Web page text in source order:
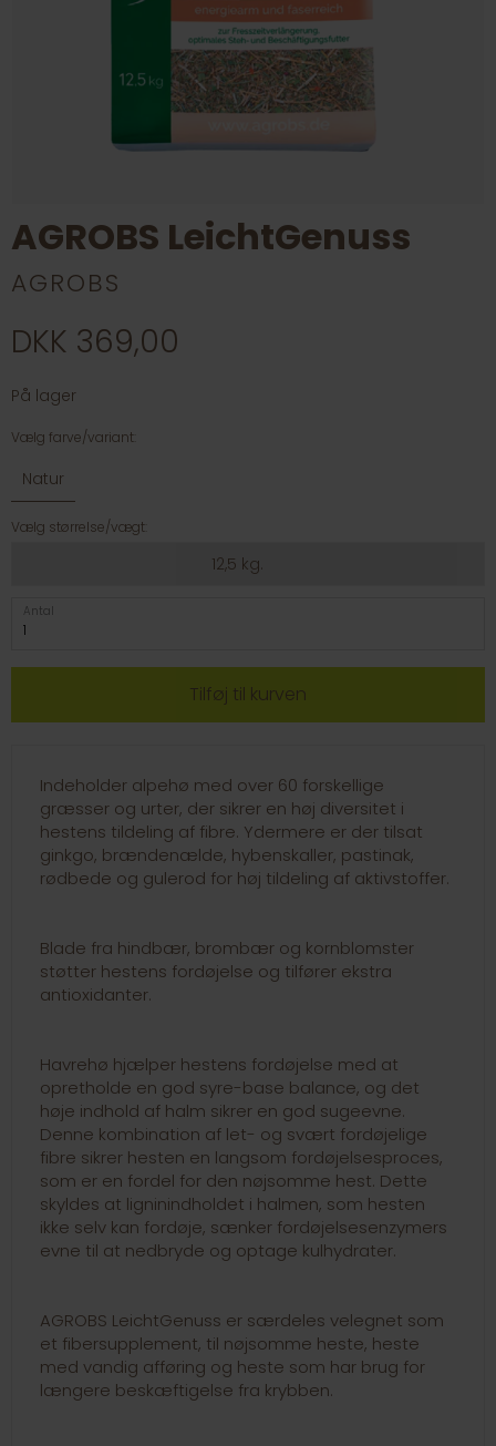
AGROBS LeichtGenuss
AGROBS
DKK 369,00
På lager
Vælg farve/variant:
Natur
Vælg størrelse/vægt:
12,5 kg.
Antal
Indeholder alpehø med over 60 forskellige
græsser og urter, der sikrer en høj diversitet i
hestens tildeling af fibre. Ydermere er der tilsat
ginkgo, brændenælde, hybenskaller, pastinak,
rødbede og gulerod for høj tildeling af aktivstoffer.
Blade fra hindbær, brombær og kornblomster
støtter hestens fordøjelse og tilfører ekstra
antioxidanter.
Havrehø hjælper hestens fordøjelse med at
opretholde en god syre-base balance, og det
høje indhold af halm sikrer en god sugeevne.
Denne kombination af let- og svært fordøjelige
fibre sikrer hesten en langsom fordøjelsesproces,
som er en fordel for den nøjsomme hest. Dette
skyldes at ligninindholdet i halmen, som hesten
ikke selv kan fordøje, sænker fordøjelsesenzymers
evne til at nedbryde og optage kulhydrater.
AGROBS LeichtGenuss er særdeles velegnet som
et fibersupplement, til nøjsomme heste, heste
med vandig afføring og heste som har brug for
længere beskæftigelse fra krybben.